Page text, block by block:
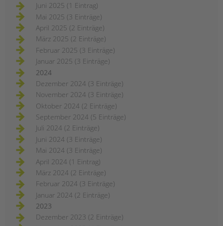
Juni 2025 (1 Eintrag)
Mai 2025 (3 Einträge)
April 2025 (2 Einträge)
März 2025 (2 Einträge)
Februar 2025 (3 Einträge)
Januar 2025 (3 Einträge)
2024
Dezember 2024 (3 Einträge)
November 2024 (3 Einträge)
Oktober 2024 (2 Einträge)
September 2024 (5 Einträge)
Juli 2024 (2 Einträge)
Juni 2024 (3 Einträge)
Mai 2024 (3 Einträge)
April 2024 (1 Eintrag)
März 2024 (2 Einträge)
Februar 2024 (3 Einträge)
Januar 2024 (2 Einträge)
2023
Dezember 2023 (2 Einträge)